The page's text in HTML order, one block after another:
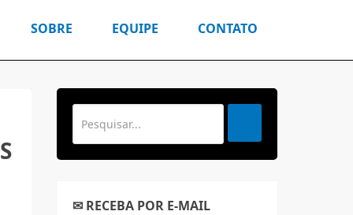
SOBRE EQUIPE CONTATO
✉ RECEBA POR E-MAIL